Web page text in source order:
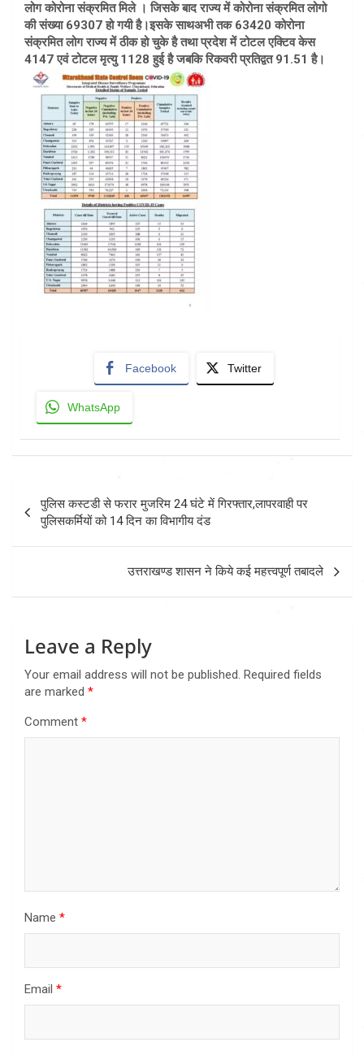
लोग कोरोना संक्रमित मिले । जिसके बाद राज्य में कोरोना संक्रमित लोगो
की संख्या 69307 हो गयी है।इसके साथअभी तक 63420 कोरोना
संक्रमित लोग राज्य में ठीक हो चुके है तथा प्रदेश में टोटल एक्टिव केस
4147 एवं टोटल मृत्यु 1128 हुई है जबकि रिकवरी प्रतिद्वत 91.51 है।
Facebook Twitter
WhatsApp
Post
navigation
पुलिस कस्टडी से फरार मुजरिम 24 घंटे में गिरफ्तार,लापरवाही पर
पुलिसकर्मियों को 14 दिन का विभागीय दंड
उत्तराखण्ड शासन ने किये कई महत्त्वपूर्ण तबादले
Leave a Reply
Your email address will not be published. Required fields
are marked *
Comment *
Name *
Email *